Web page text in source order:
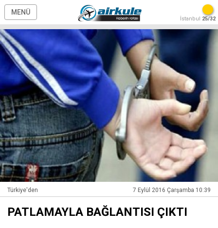
MENÜ
İstanbul 25/32
Türkiye'den 7 Eylül 2016 Çarşamba 10:39
PATLAMAYLA BAĞLANTISI ÇIKTI